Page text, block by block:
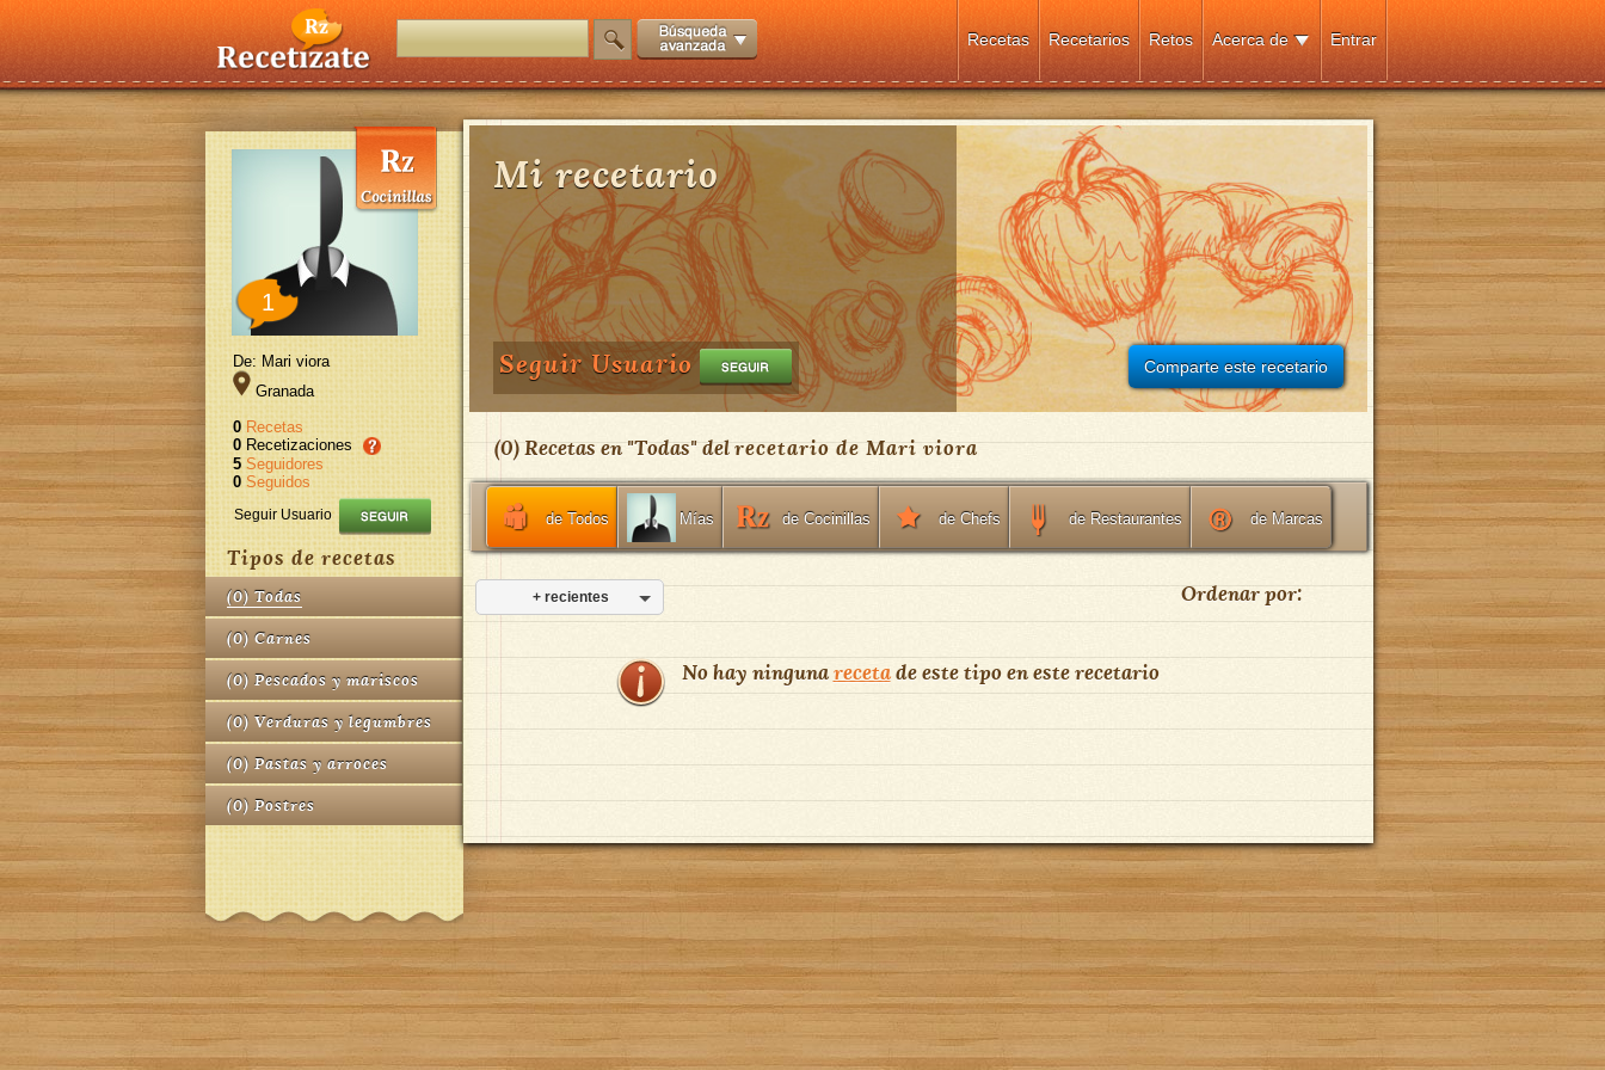
Entrar
Acerca de
Retos
Recetarios
Recetas
1
De: Mari viora
Granada
0 Recetas
0 Recetizaciones
5 Seguidores
0 Seguidos
Seguir Usuario
Tipos de recetas
(0) Todas
(0) Carnes
(0) Pescados y mariscos
(0) Verduras y legumbres
(0) Pastas y arroces
(0) Postres
Comparte este recetario
Mi recetario
Seguir Usuario
(0) Recetas en "Todas" delrecetario de Mari viora
de Todos Mías de Cocinillas de Chefs de Restaurantes de Marcas
Ordenar por:
+ recientes
No hay ningunarecetade este tipo en este recetario